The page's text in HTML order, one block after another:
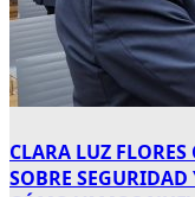
CLARA LUZ
SOBRE